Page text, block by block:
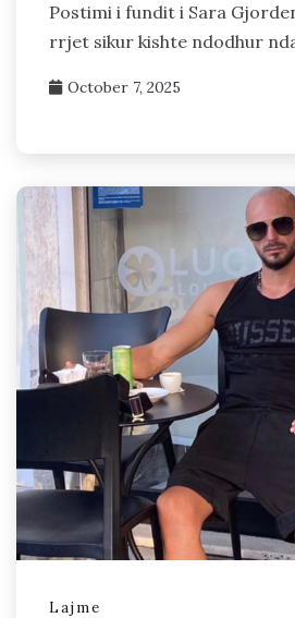
Postimi i fundit i Sara
rrjet sikur kishte ndodhur
October 7, 2025
Lajme